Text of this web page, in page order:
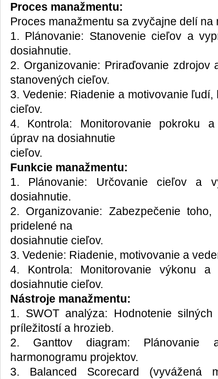
Proces manažmentu:
Proces manažmentu sa zvyčajne delí na
1. Plánovanie: Stanovenie cieľov a
dosiahnutie.
2. Organizovanie: Priraďovanie zdrojov
stanovených cieľov.
3. Vedenie: Riadenie a motivovanie
cieľov.
4. Kontrola: Monitorovanie pokroku
úprav na dosiahnutie
cieľov.
Funkcie manažmentu:
1. Plánovanie: Určovanie cieľov a
dosiahnutie.
2. Organizovanie: Zabezpečenie
pridelené na
dosiahnutie cieľov.
3. Vedenie: Riadenie, motivovanie a
4. Kontrola: Monitorovanie výkonu
dosiahnutie cieľov.
Nástroje manažmentu:
1. SWOT analýza: Hodnotenie
príležitostí a hrozieb.
2. Ganttov diagram: Plánovanie
harmonogramu projektov.
3. Balanced Scorecard (vyvážená